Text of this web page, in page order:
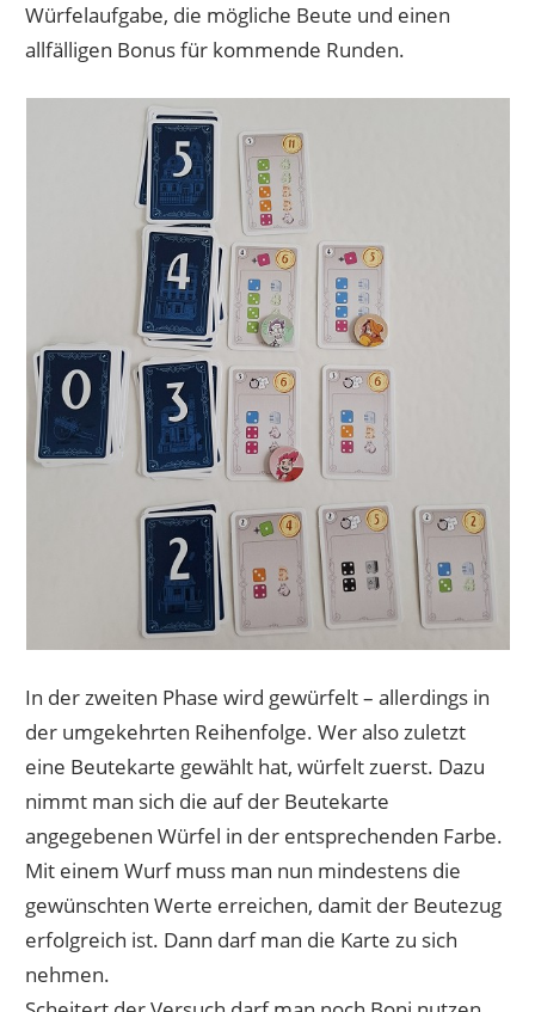
Würfelaufgabe, die mögliche Beute und einen
allfälligen Bonus für kommende Runden.
In der zweiten Phase wird gewürfelt – allerdings in
der umgekehrten Reihenfolge. Wer also zuletzt
eine Beutekarte gewählt hat, würfelt zuerst. Dazu
nimmt man sich die auf der Beutekarte
angegebenen Würfel in der entsprechenden Farbe.
Mit einem Wurf muss man nun mindestens die
gewünschten Werte erreichen, damit der Beutezug
erfolgreich ist. Dann darf man die Karte zu sich
nehmen.